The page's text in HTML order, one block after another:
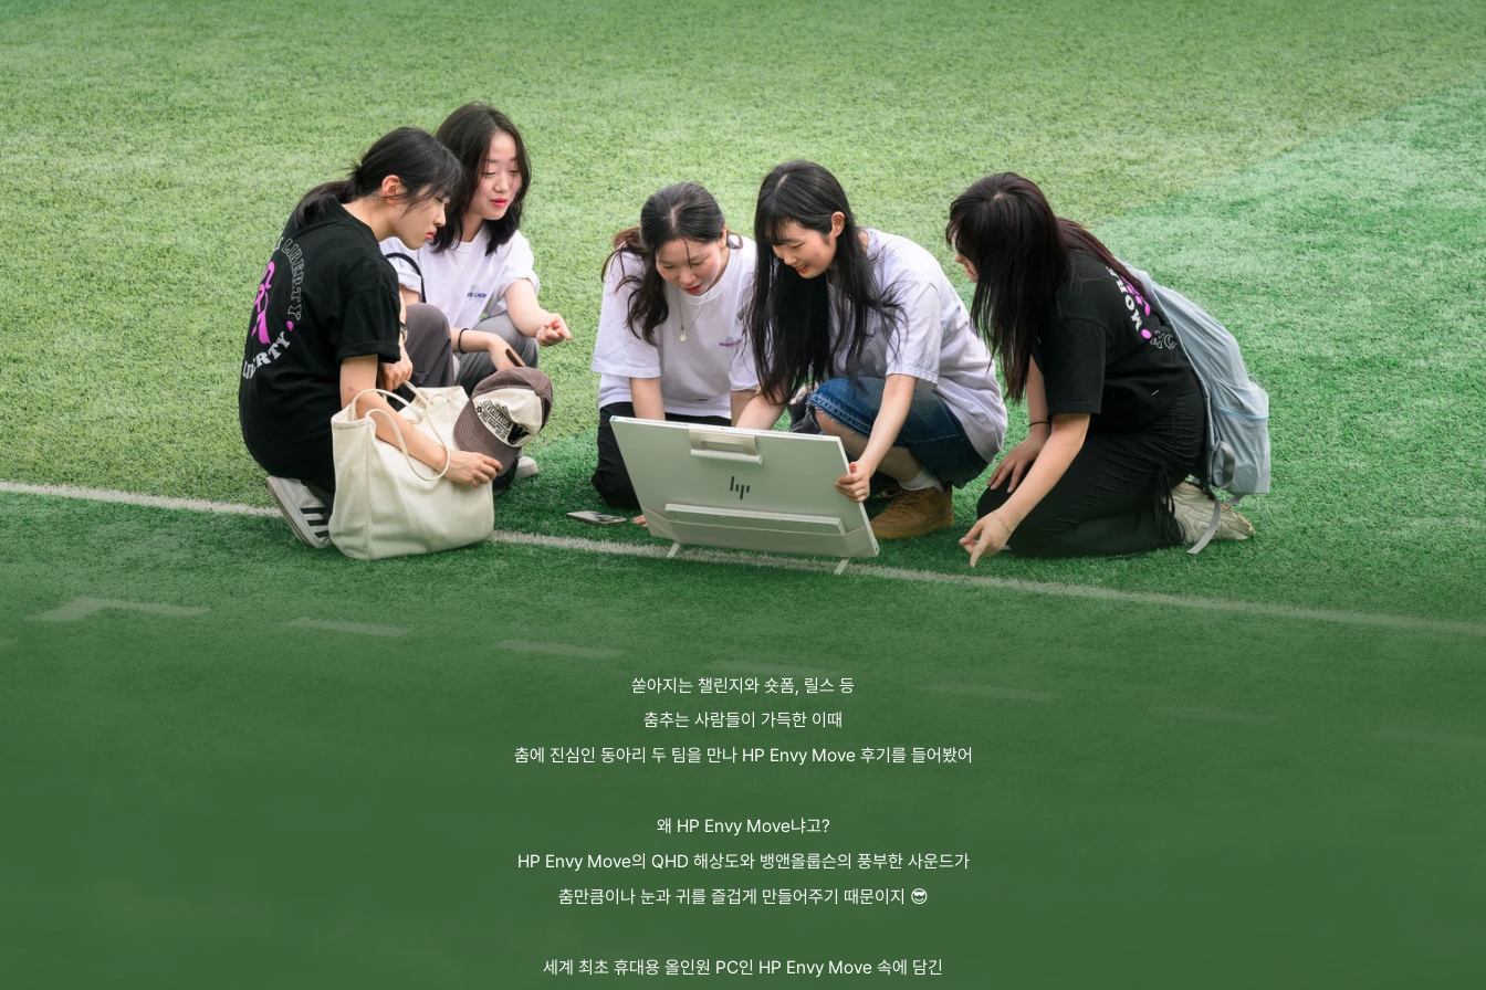
쏟아지는 챌린지와 숏폼, 릴스 등
춤추는 사람들이 가득한 이때
춤에 진심인 동아리 두 팀을 만나 HP Envy Move 후기를 들어봤어
왜 HP Envy Move냐고?
HP Envy Move의 QHD 해상도와 뱅앤올룹슨의 풍부한 사운드가
춤만큼이나 눈과 귀를 즐겁게 만들어주기 때문이지 😎
세계 최초 휴대용 올인원 PC인 HP Envy Move 속에 담긴